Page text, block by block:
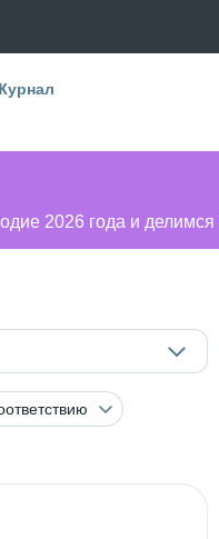
2026 года и делимся